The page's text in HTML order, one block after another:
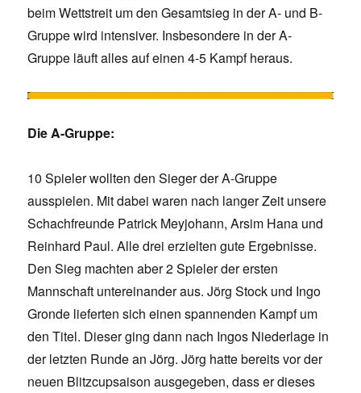
beim Wettstreit um den Gesamtsieg in der A- und B-
Gruppe wird intensiver. Insbesondere in der A-
Gruppe läuft alles auf einen 4-5 Kampf heraus.
Die A-Gruppe:
10 Spieler wollten den Sieger der A-Gruppe
ausspielen. Mit dabei waren nach langer Zeit unsere
Schachfreunde Patrick Meyjohann, Arsim Hana und
Reinhard Paul. Alle drei erzielten gute Ergebnisse.
Den Sieg machten aber 2 Spieler der ersten
Mannschaft untereinander aus. Jörg Stock und Ingo
Gronde lieferten sich einen spannenden Kampf um
den Titel. Dieser ging dann nach Ingos Niederlage in
der letzten Runde an Jörg. Jörg hatte bereits vor der
neuen Blitzcupsaison ausgegeben, dass er dieses